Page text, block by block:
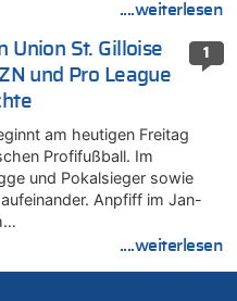
....weiterlesen
1
Union St. Gilloise
und Pro League
am heutigen Freitag
Profifußball. Im
und Pokalsieger sowie
Anpfiff im Jan-
....weiterlesen